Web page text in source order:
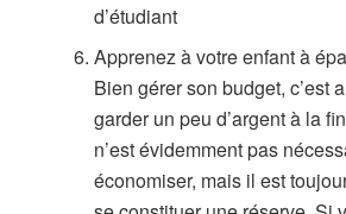
d’étudiant
Apprenez à votre enfant à
Bien gérer son budget, c’est
garder un peu d’argent à la
n’est évidemment pas
économiser, mais il est